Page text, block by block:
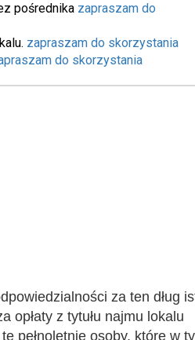
pośrednika zapraszam do
zapraszam do skorzystania
do skorzystania
za ten dług
opłaty z tytułu najmu lokalu
pełnoletnie osoby, które w